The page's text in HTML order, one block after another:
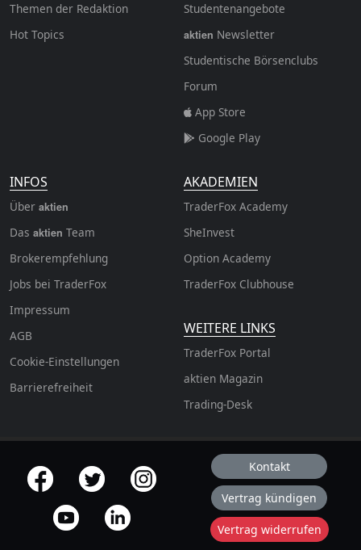
Themen der Redaktion
Hot Topics
Studentenangebote
aktien Newsletter
Studentische Börsenclubs
Forum
App Store
Google Play
INFOS
Über aktien
Das aktien Team
Brokerempfehlung
Jobs bei TraderFox
Impressum
AGB
Cookie-Einstellungen
Barrierefreiheit
AKADEMIEN
TraderFox Academy
SheInvest
Option Academy
TraderFox Clubhouse
WEITERE LINKS
TraderFox Portal
aktien Magazin
Trading-Desk
offizielle Social Media-Accounts Kontakt
Vertrag kündigen
Vertrag widerrufen